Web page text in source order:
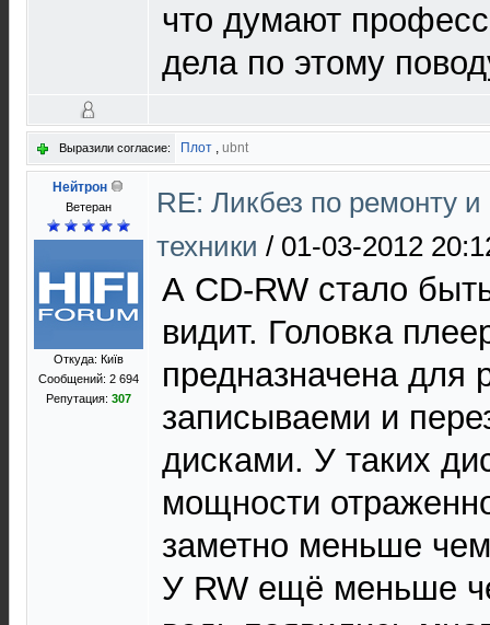
что думают
дела по этому
Выразили согласие: Плот , ubnt
Нейтрон
Ветеран
Откуда: Київ
Сообщений: 2 694
Репутация: 307
RE: Ликбез по ремонту
техники / 01-03-2012
А CD-RW стало
видит. Головка
предназначена для
записываеми и
дисками. У таких
мощности
заметно меньше
У RW ещё меньше